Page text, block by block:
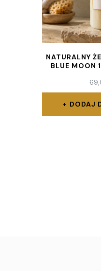
NATURALNY
BLUE MOON
DODAJ